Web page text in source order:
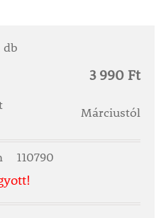
db
3 990 Ft
Márciustól
110790